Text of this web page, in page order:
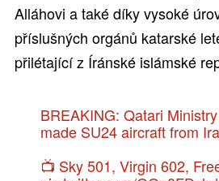
Alláhovi a také díky vysoké
příslušných orgánů katarské
přilétající z Íránské islámské
BREAKING: Qatari
made SU24 aircraft from
📺 Sky 501, Virgin 602,